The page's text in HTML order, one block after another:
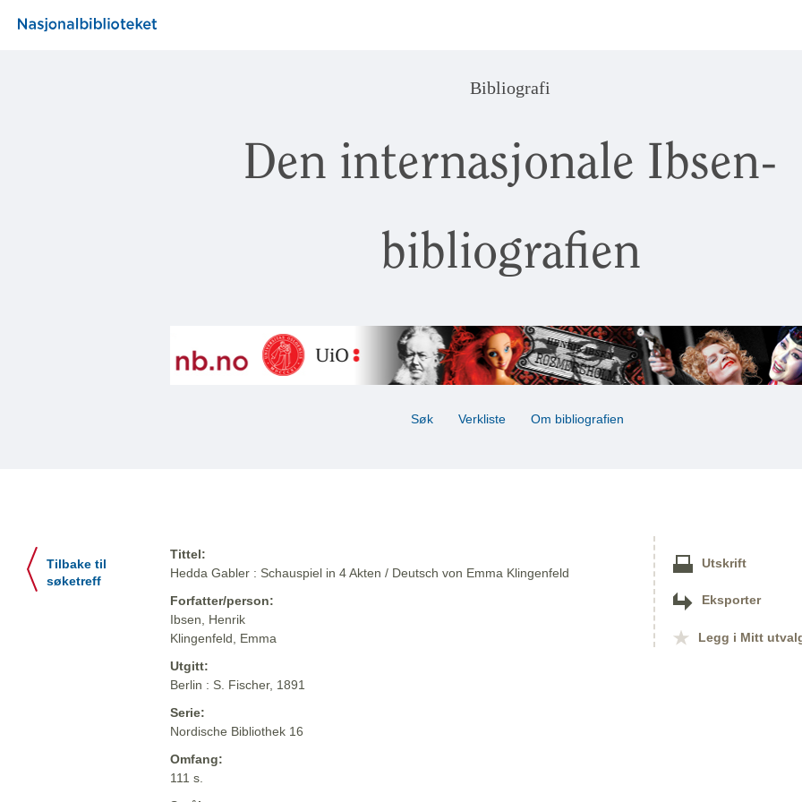
Bibliografi
Den internasjonale Ibsen-
bibliografien
Søk Verkliste Om bibliografien
Tilbake til
søketreff
Tittel:
Hedda Gabler : Schauspiel in 4 Akten / Deutsch von Emma Klingenfeld
Forfatter/person:
Ibsen, Henrik
Klingenfeld, Emma
Utgitt:
Berlin : S. Fischer, 1891
Serie:
Nordische Bibliothek 16
Omfang:
111 s.
Utskrift
Eksporter
Legg i Mitt